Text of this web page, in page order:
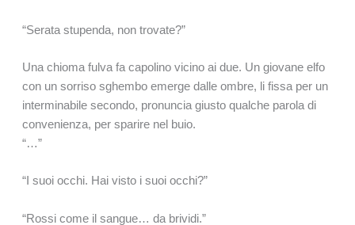
“Serata stupenda, non trovate?”
Una chioma fulva fa capolino vicino ai due. Un giovane elfo
con un sorriso sghembo emerge dalle ombre, li fissa per un
interminabile secondo, pronuncia giusto qualche parola di
convenienza, per sparire nel buio.
“…”
“I suoi occhi. Hai visto i suoi occhi?”
“Rossi come il sangue… da brividi.”